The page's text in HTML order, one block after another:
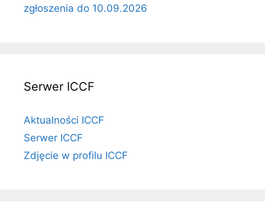
zgłoszenia do 10.09.2026
Serwer ICCF
Aktualności ICCF
Serwer ICCF
Zdjęcie w profilu ICCF